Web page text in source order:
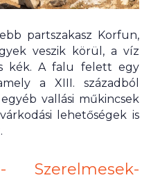
partszakasz Korfun,
veszik körül, a víz
kék. A falu felett egy
a XIII. századból
vallási műkincsek
lehetőségek is